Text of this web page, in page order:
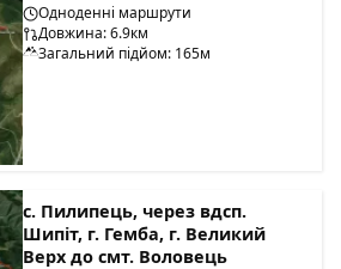
Одноденні маршрути
Довжина: 6.9км
Загальний підйом: 165м
с. Пилипець, через вдсп.
Шипіт, г. Гемба, г. Великий
Верх до смт. Воловець